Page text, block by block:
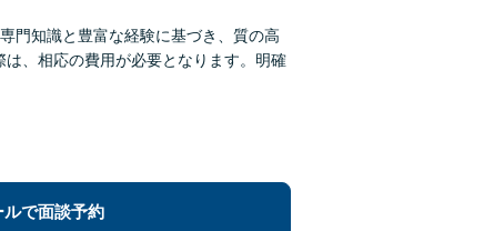
門知識と豊富な経験に基づき、質の高
、相応の費用が必要となります。明確
ルで面談予約